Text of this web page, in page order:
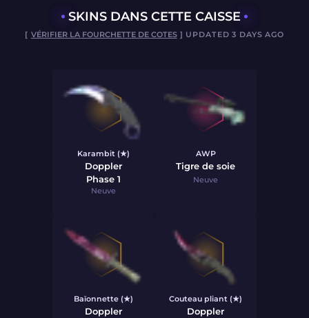
SKINS DANS CETTE CAISSE
[ VÉRIFIER LA FOURCHETTE DE COTES] UPDATED 3 DAYS AGO
Karambit (★)
Doppler
Phase 1
Neuve
AWP
Tigre de soie
Neuve
Baïonnette (★)
Doppler
Couteau pliant (★)
Doppler